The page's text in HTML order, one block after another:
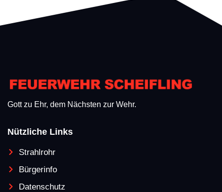
Gott zu Ehr, dem Nächsten zur Wehr.
Nützliche Links
Strahlrohr
Bürgerinfo
Datenschutz